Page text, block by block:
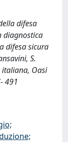
difesa
diagnostica
difesa sicura
S.
Oasi
491